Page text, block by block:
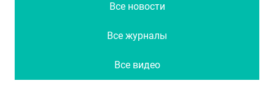
Все новости
Все журналы
Все видео